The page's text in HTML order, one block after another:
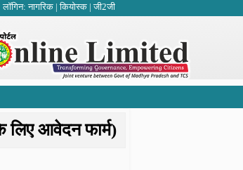
लॉगिन:नागरिक |कियोस्क |जी2जी
आवेदन फार्म)